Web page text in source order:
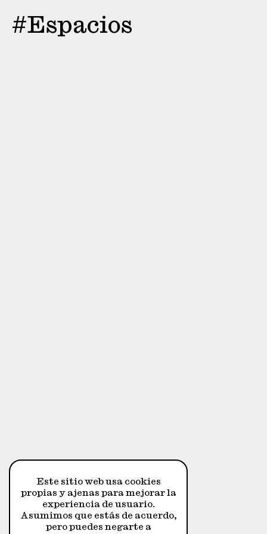
#Espacios
Este sitio web usa cookies
propias y ajenas para mejorar la
experiencia de usuario.
Asumimos que estás de acuerdo,
pero puedes negarte a